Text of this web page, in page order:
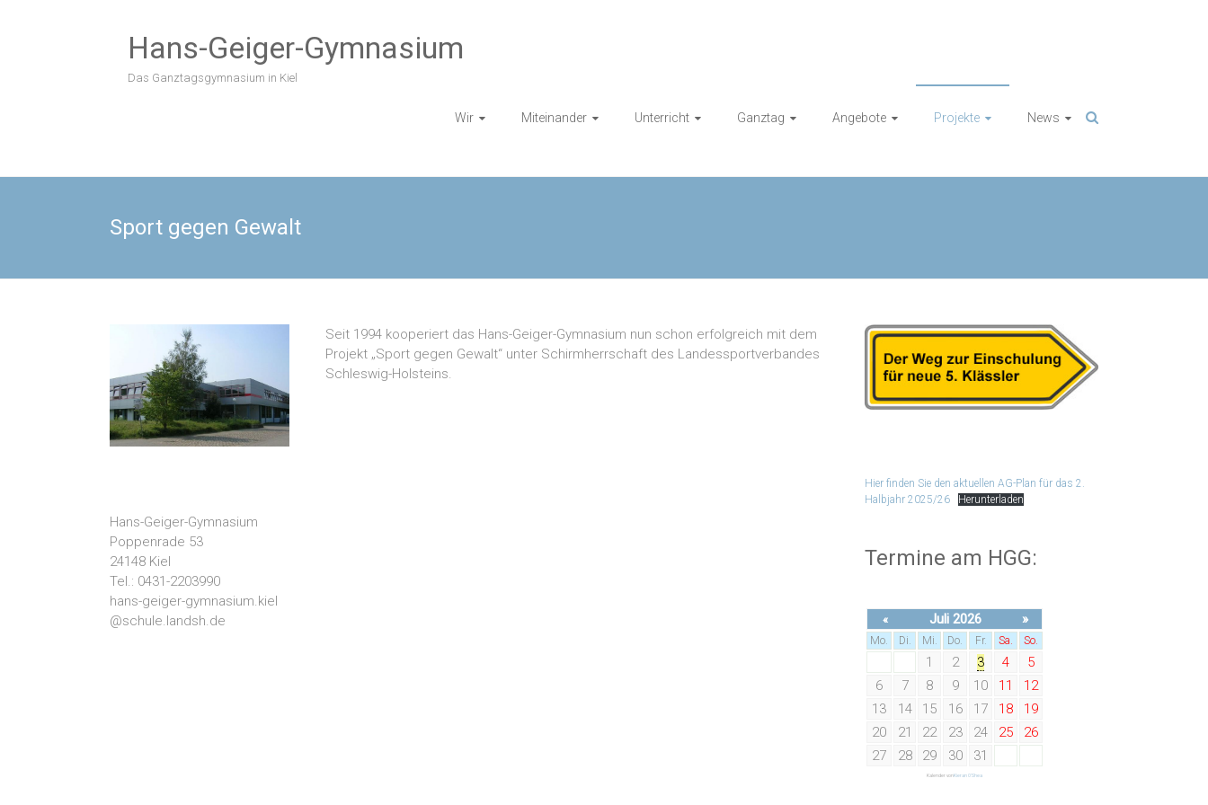
Hans-Geiger-Gymnasium
Das Ganztagsgymnasium in Kiel
Wir Miteinander Unterricht Ganztag Angebote Projekte News
Sport gegen Gewalt
Seit 1994 kooperiert das Hans-Geiger-Gymnasium nun schon erfolgreich mit dem
Projekt „Sport gegen Gewalt“ unter Schirmherrschaft des Landessportverbandes
Schleswig-Holsteins.
Hans-Geiger-Gymnasium
Poppenrade 53
24148 Kiel
Tel.: 0431-2203990
hans-geiger-gymnasium.kiel
@schule.landsh.de
Hier finden Sie den aktuellen AG-Plan für das 2.
Halbjahr 2025/26
Herunterladen
Termine am HGG:
« Juli 2026 »
Mo. Di. Mi. Do. Fr. Sa. So.
1 2 3 4
5
6
7 8 9 10 11
12
13
14 15 16 17 18
19
20
21 22 23 24 25
26
27
28 29 30 31
Kalender vonKieran O'Shea